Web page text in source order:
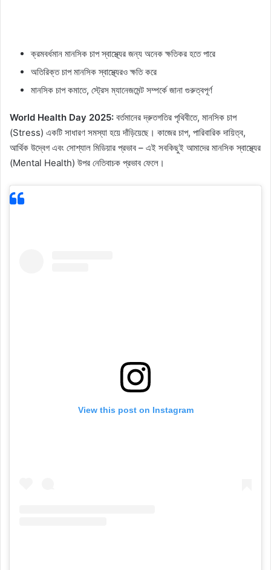
ক্রমবর্ধমান মানসিক চাপ স্বাস্থ্যের জন্য অনেক ক্ষতিকর হতে পারে
অতিরিক্ত চাপ মানসিক স্বাস্থ্যেরও ক্ষতি করে
মানসিক চাপ কমাতে, স্ট্রেস ম্যানেজমেন্ট সম্পর্কে জানা গুরুত্বপূর্ণ
World Health Day 2025: বর্তমানের দ্রুতগতির পৃথিবীতে, মানসিক চাপ
(Stress) একটি সাধারণ সমস্যা হয়ে দাঁড়িয়েছে। কাজের চাপ, পারিবারিক দায়িত্ব,
আর্থিক উদ্বেগ এবং সোশ্যাল মিডিয়ার প্রভাব – এই সবকিছুই আমাদের মানসিক স্বাস্থ্যের
(Mental Health) উপর নেতিবাচক প্রভাব ফেলে।
View this post on Instagram